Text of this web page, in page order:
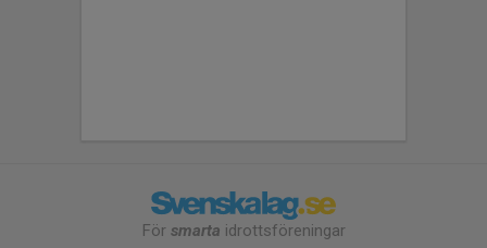
För smarta idrottsföreningar